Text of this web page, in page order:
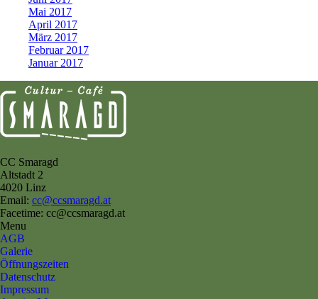
Mai 2017
April 2017
März 2017
Februar 2017
Januar 2017
CC Smaragd
Altstadt 2
4020 Linz
Email: cc@ccsmaragd.at
Facetime: cc@ccsmaragd.at
Menu
AGB
Galerie
Öffnungszeiten
Datenschutz
Impressum